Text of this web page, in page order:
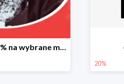
Dodatkowe -20% na wybrane modele z wyprzedaży
20%